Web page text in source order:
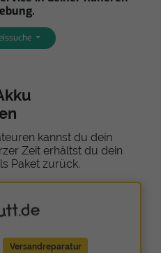
kannst du dein
Zeit erhältst du dein
Paket zurück.
Versandreparatur